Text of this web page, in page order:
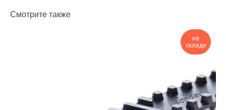
Смотрите также
на
складе